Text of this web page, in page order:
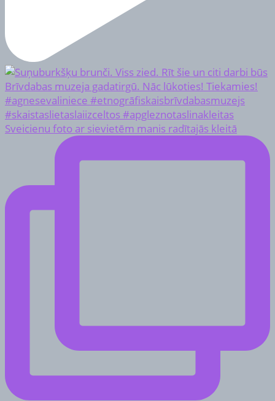
Sveicienu foto ar sievietēm manis radītajās kleitā